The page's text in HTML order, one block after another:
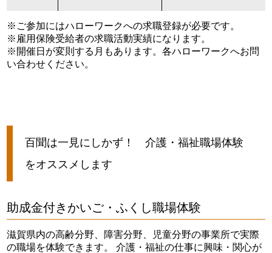
※ご参加にはハローワークへの求職登録が必要です。
※雇用保険受給者の求職活動実績になります。
※開催日が変則する月もあります。各ハローワークへお問
い合わせください。
百聞は一見にしかず！ 介護・福祉職場体験
をオススメします
助成金付きかいご・ふくし職場体験
滋賀県内の高齢分野、障害分野、児童分野の事業所で実際
の職場を体験できます。 介護・福祉の仕事に興味・関心が